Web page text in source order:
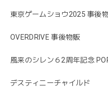
東京ゲームショウ2025 事後
OVERDRIVE 事後物販
風来のシレン６2周年記念
デスティニーチャイルド